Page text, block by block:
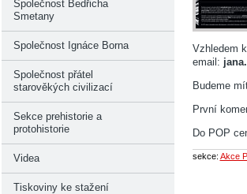
Vzhledem
email:
Budeme
První
Do POP
sekce: Akce
Společnost Bedřicha
Smetany
Společnost Ignáce Borna
Společnost přátel
starověkých civilizací
Sekce prehistorie a
protohistorie
Videa
Tiskoviny ke stažení